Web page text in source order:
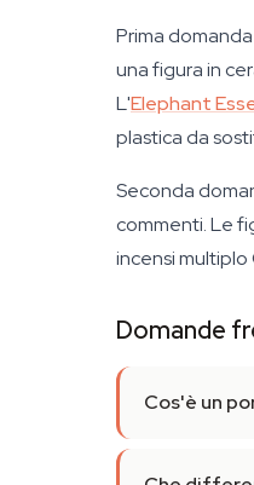
Prima
una figura in
L'Elephant
plastica da
Seconda
commenti. Le
incensi
Domande
Cos'è un